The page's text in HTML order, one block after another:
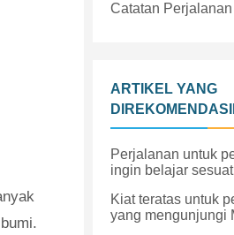
Catatan Perjalanan
ARTIKEL YANG
Perjalanan untuk
ingin belajar
Kiat teratas untuk
yang mengunjungi